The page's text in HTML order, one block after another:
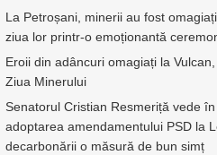
La Petroșani, minerii au fost
ziua lor printr-o emoționantă
Eroii din adâncuri omagiați la
Ziua Minerului
Senatorul Cristian Resmeriță vede în
adoptarea amendamentului PSD la
decarbonării o măsură de bun simț